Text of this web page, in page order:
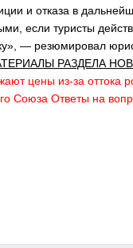
и отказа в
если туристы
— резюмировал
РАЗДЕЛА
цены из-за оттока
Союза Ответы на